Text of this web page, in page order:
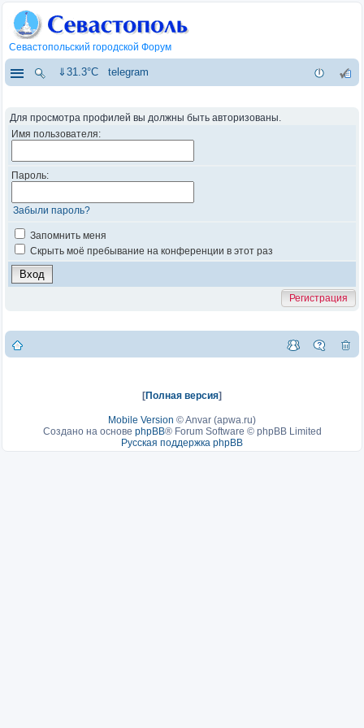
Севастопольский городской Форум
⇓31.3°C telegram
Для просмотра профилей вы должны быть авторизованы.
Имя пользователя:
Пароль:
Забыли пароль?
Запомнить меня
Скрыть моё пребывание на конференции в этот раз
Регистрация
[Полная версия]
Mobile Version ©Anvar (apwa.ru)
Создано на основе phpBB® Forum Software © phpBB Limited
Русская поддержка phpBB